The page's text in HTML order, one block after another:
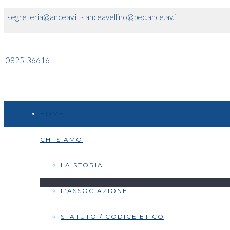
segreteria@anceav.it- anceavellino@pec.ance.av.it
0825-36616
CHI SIAMO
LA STORIA
L’ASSOCIAZIONE
STATUTO / CODICE ETICO